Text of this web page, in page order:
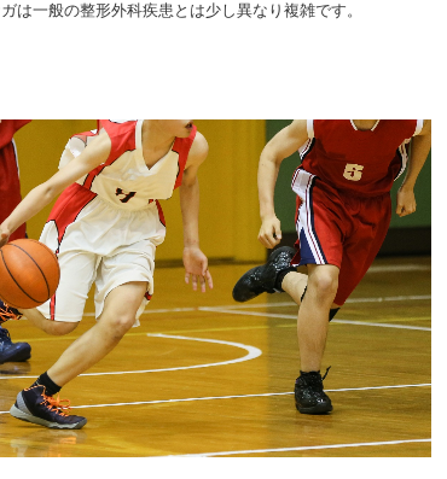
一般の整形外科疾患とは少し異なり複雑です。